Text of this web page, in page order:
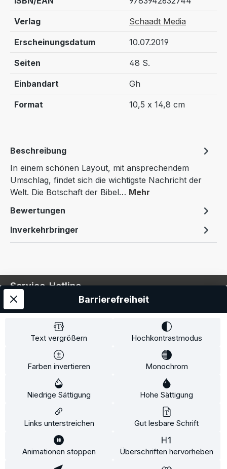
Verlag Schaadt Media
Erscheinungsdatum 10.07.2019
Seiten 48 S.
Einbandart Gh
Format 10,5 x 14,8 cm
Beschreibung
In einem schönen Layout, mit ansprechendem
Umschlag, findet sich die wichtigste Nachricht der
Welt. Die Botschaft der Bibel… Mehr
Bewertungen
Inverkehrbringer
Service-Hotline
Service
Information
* Alle Preise inkl. gesetzl. Mehrwertsteuer zzgl.
und ggf. Nachnahmegebühren, wenn
Text vergrößern Hochkontrastmodus
Farben invertieren Monochrom
Niedrige Sättigung Hohe Sättigung
Links unterstreichen Gut lesbare Schrift
Animationen stoppen Überschriften hervorheben
Barrierefreiheit
Diese Website verwendet Cookies, um eine bestmögliche